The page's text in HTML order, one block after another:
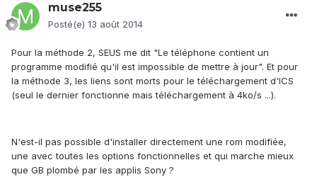
muse255
Posté(e) 13 août 2014
Pour la méthode 2, SEUS me dit "Le téléphone contient un
programme modifié qu'il est impossible de mettre à jour". Et pour
la méthode 3, les liens sont morts pour le téléchargement d'ICS
(seul le dernier fonctionne mais téléchargement à 4ko/s ...).
N'est-il pas possible d'installer directement une rom modifiée,
une avec toutes les options fonctionnelles et qui marche mieux
que GB plombé par les applis Sony ?